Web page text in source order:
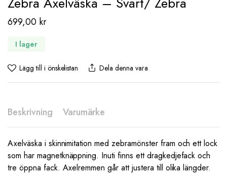
699,00 kr
I lager
Lägg till i önskelistan Dela denna vara
Beskrivning Varumärke
Axelväska i skinnimitation med zebramönster fram och ett lock
som har magnetknäppning. Inuti finns ett dragkedjefack och
tre öppna fack. Axelremmen går att justera till olika längder.